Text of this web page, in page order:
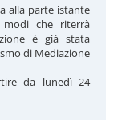
alla parte istante
che riterrà
è già stata
di Mediazione
da lunedì 24